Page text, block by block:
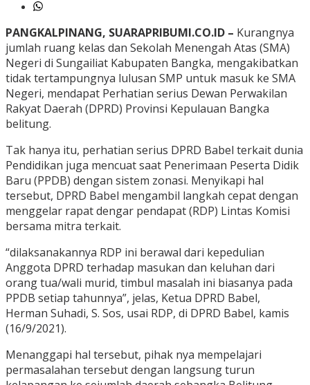
PANGKALPINANG, SUARAPRIBUMI.CO.ID – Kurangnya
jumlah ruang kelas dan Sekolah Menengah Atas (SMA)
Negeri di Sungailiat Kabupaten Bangka, mengakibatkan
tidak tertampungnya lulusan SMP untuk masuk ke SMA
Negeri, mendapat Perhatian serius Dewan Perwakilan
Rakyat Daerah (DPRD) Provinsi Kepulauan Bangka
belitung.
Tak hanya itu, perhatian serius DPRD Babel terkait dunia
Pendidikan juga mencuat saat Penerimaan Peserta Didik
Baru (PPDB) dengan sistem zonasi. Menyikapi hal
tersebut, DPRD Babel mengambil langkah cepat dengan
menggelar rapat dengar pendapat (RDP) Lintas Komisi
bersama mitra terkait.
“dilaksanakannya RDP ini berawal dari kepedulian
Anggota DPRD terhadap masukan dan keluhan dari
orang tua/wali murid, timbul masalah ini biasanya pada
PPDB setiap tahunnya”, jelas, Ketua DPRD Babel,
Herman Suhadi, S. Sos, usai RDP, di DPRD Babel, kamis
(16/9/2021).
Menanggapi hal tersebut, pihak nya mempelajari
permasalahan tersebut dengan langsung turun